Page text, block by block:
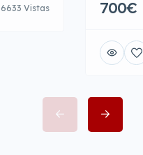
6633 Vistas 700€